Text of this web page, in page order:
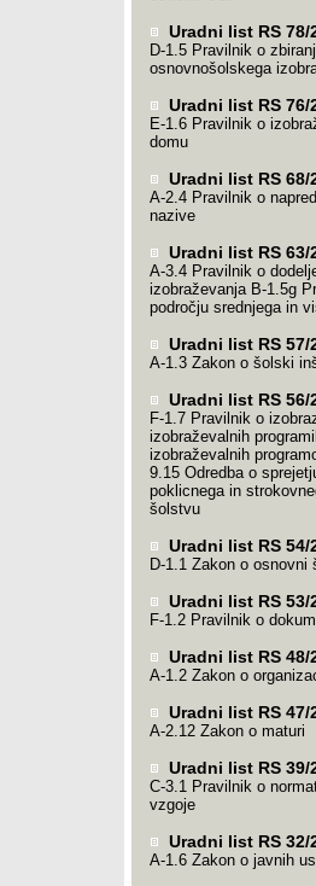
Uradni list RS 78/
D-1.5 Pravilnik o
osnovnošolskega
Uradni list RS 76/
E-1.6 Pravilnik o
domu
Uradni list RS 68/
A-2.4 Pravilnik o
nazive
Uradni list RS 63/
A-3.4 Pravilnik o
izobraževanja B-1.5g
področju srednjega in
Uradni list RS 57/
A-1.3 Zakon o šolski
Uradni list RS 56/
F-1.7 Pravilnik o
izobraževalnih
izobraževalnih
9.15 Odredba o
poklicnega in
šolstvu
Uradni list RS 54/
D-1.1 Zakon o osnovni
Uradni list RS 53/
F-1.2 Pravilnik o
Uradni list RS 48/
A-1.2 Zakon o
Uradni list RS 47/
A-2.12 Zakon o maturi
Uradni list RS 39/
C-3.1 Pravilnik o
vzgoje
Uradni list RS 32/
A-1.6 Zakon o javnih